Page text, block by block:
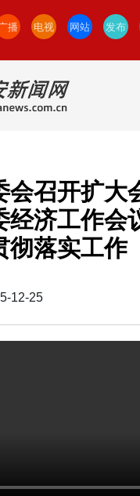
播 电视 网站 发布
会召开扩大
经济工作会
彻落实工作
12-25